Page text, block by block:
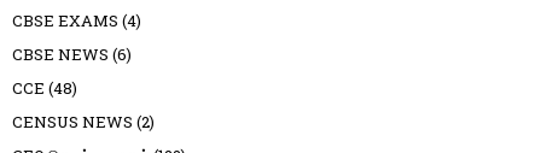
CBSE EXAMS (4)
CBSE NEWS (6)
CCE (48)
CENSUS NEWS (2)